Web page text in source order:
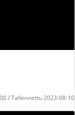
/ Tallennettu 2023-08-10